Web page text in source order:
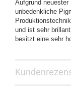
Aufgrund
unbedenkliche
und ist sehr
besitzt eine sehr